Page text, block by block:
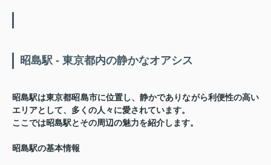
昭島駅 - 東京都内の静かなオアシス
昭島駅は東京都昭島市に位置し、静かでありながら利便性の高い
エリアとして、多くの人々に愛されています。
ここでは昭島駅とその周辺の魅力を紹介します。
昭島駅の基本情報